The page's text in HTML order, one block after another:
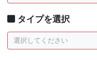
タイプを選択
選択してください